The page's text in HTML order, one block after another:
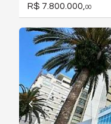
R$ 7.800.000, 00